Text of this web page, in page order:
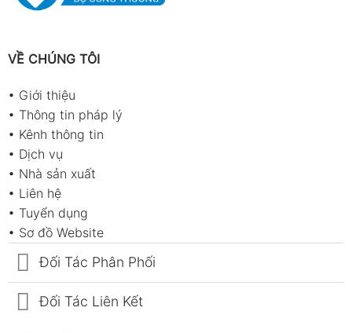
VỀ CHÚNG TÔI
• Giới thiệu
• Thông tin pháp lý
• Kênh thông tin
• Dịch vụ
• Nhà sản xuất
• Liên hệ
• Tuyển dụng
• Sơ đồ Website
Đối Tác Phân Phối
Đối Tác Liên Kết